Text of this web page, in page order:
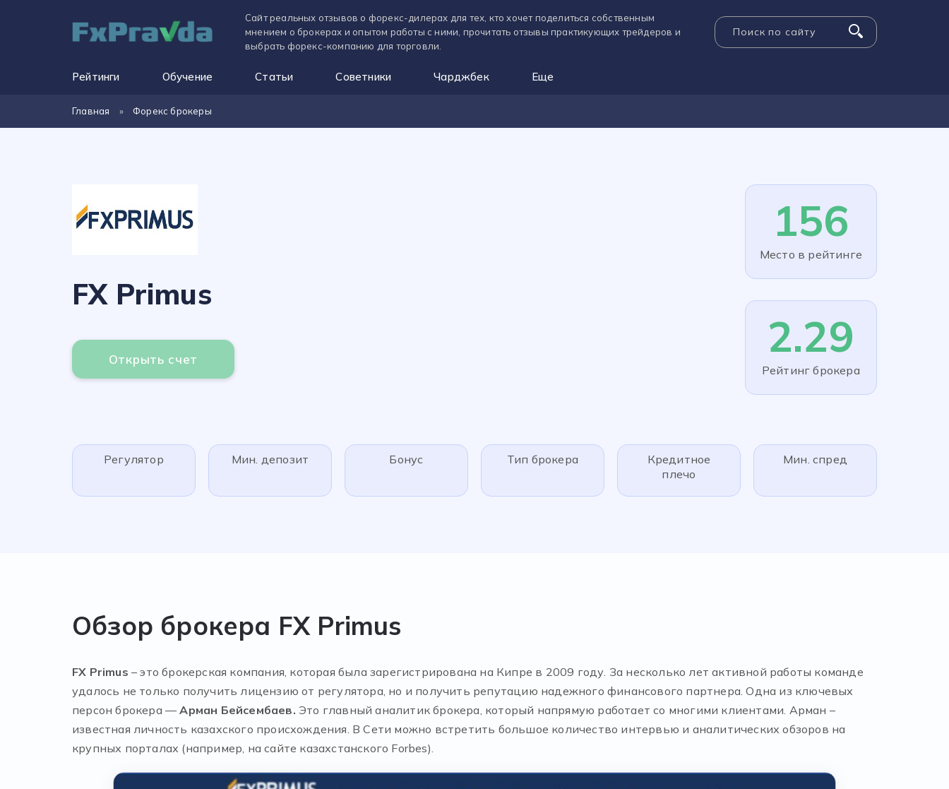
Сайт реальных отзывов о форекс-дилерах для тех, кто хочет поделиться собственным
мнением о брокерах и опытом работы с ними, прочитать отзывы практикующих трейдеров и
выбрать форекс-компанию для торговли.
Рейтинги Обучение Статьи Советники Чарджбек Еще
Главная » Форекс брокеры
FX Primus
Открыть счет
156
Место в рейтинге
2.29
Рейтинг брокера
Регулятор Мин. депозит Бонус Тип брокера
Кредитное
плечо
Мин. спред
Обзор брокера FX Primus
FX Primus – это брокерская компания, которая была зарегистрирована на Кипре в 2009 году. За несколько лет активной работы команде
удалось не только получить лицензию от регулятора, но и получить репутацию надежного финансового партнера. Одна из ключевых
персон брокера —Арман Бейсембаев. Это главный аналитик брокера, который напрямую работает со многими клиентами. Арман –
известная личность казахского происхождения. В Сети можно встретить большое количество интервью и аналитических обзоров на
крупных порталах (например, на сайте казахстанского Forbes).